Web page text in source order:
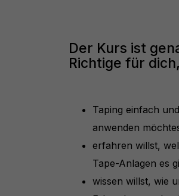
Der Kurs ist
Richtige für
Taping einfach
anwenden
erfahren willst,
Tape-Anlagen es
wissen willst, wie